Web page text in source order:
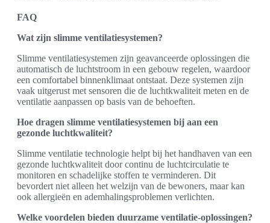
FAQ
Wat zijn slimme ventilatiesystemen?
Slimme ventilatiesystemen zijn geavanceerde oplossingen die
automatisch de luchtstroom in een gebouw regelen, waardoor
een comfortabel binnenklimaat ontstaat. Deze systemen zijn
vaak uitgerust met sensoren die de luchtkwaliteit meten en de
ventilatie aanpassen op basis van de behoeften.
Hoe dragen slimme ventilatiesystemen bij aan een
gezonde luchtkwaliteit?
Slimme ventilatie technologie helpt bij het handhaven van een
gezonde luchtkwaliteit door continu de luchtcirculatie te
monitoren en schadelijke stoffen te verminderen. Dit
bevordert niet alleen het welzijn van de bewoners, maar kan
ook allergieën en ademhalingsproblemen verlichten.
Welke voordelen bieden duurzame ventilatie-oplossingen?